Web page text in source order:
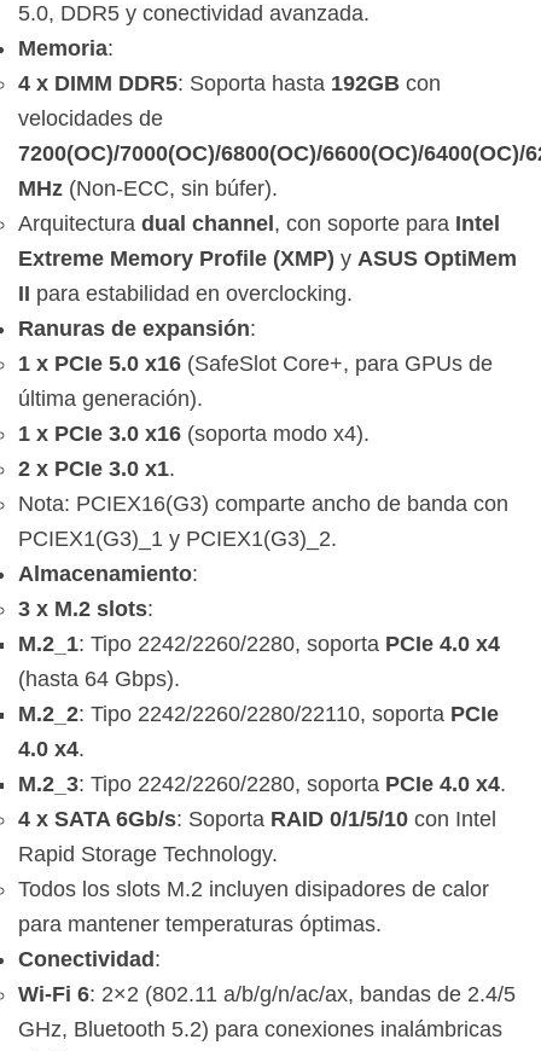
5.0, DDR5 y conectividad avanzada.
Memoria:
4 x DIMM DDR5: Soporta hasta 192GB con
velocidades de
7200(OC)/7000(OC)/6800(OC)/6600(OC)/
MHz (Non-ECC, sin búfer).
Arquitectura dual channel , con soporte para Intel
Extreme Memory Profile (XMP) y ASUS OptiMem
II para estabilidad en overclocking.
Ranuras de expansión:
1 x PCIe 5.0 x16 (SafeSlot Core+, para GPUs de
última generación).
1 x PCIe 3.0 x16 (soporta modo x4).
2 x PCIe 3.0 x1.
Nota: PCIEX16(G3) comparte ancho de banda con
PCIEX1(G3)_1 y PCIEX1(G3)_2.
Almacenamiento:
3 x M.2 slots:
M.2_1: Tipo 2242/2260/2280, soporta PCIe 4.0 x4
(hasta 64 Gbps).
M.2_2: Tipo 2242/2260/2280/22110, soporta PCIe
4.0 x4.
M.2_3: Tipo 2242/2260/2280, soporta PCIe 4.0 x4.
4 x SATA 6Gb/s: Soporta RAID 0/1/5/10 con Intel
Rapid Storage Technology.
Todos los slots M.2 incluyen disipadores de calor
para mantener temperaturas óptimas.
Conectividad :
Wi-Fi 6: 2×2 (802.11 a/b/g/n/ac/ax, bandas de 2.4/5
GHz, Bluetooth 5.2) para conexiones inalámbricas